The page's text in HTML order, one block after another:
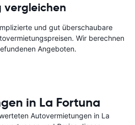
vergleichen
und gut überschaubare
Wir berechnen
Angeboten.
in La Fortuna
Autovermietungen in La